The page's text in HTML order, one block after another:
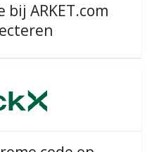
ARKET.com